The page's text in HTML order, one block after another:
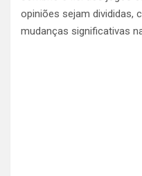
opiniões sejam divididas,
mudanças significativas